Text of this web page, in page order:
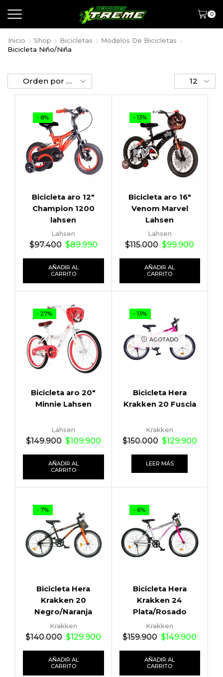
0
Inicio Shop Bicicletas
Modelos De Bicicletas
Bicicleta Niño/Niña
- 8%
Bicicleta aro 12″
Champion 1200
lahsen
Lahsen
$97.400 $89.990
AÑADIR AL
CARRITO
- 13%
Bicicleta aro 16″
Venom Marvel
Lahsen
Lahsen
$115.000 $99.900
AÑADIR AL
CARRITO
- 27%
Bicicleta aro 20″
Minnie Lahsen
Lahsen
$149.900 $109.900
AÑADIR AL
CARRITO
- 13%
AGOTADO
Bicicleta Hera
Krakken 20 Fuscia
Krakken
$150.000 $129.900
LEER MÁS
- 7%
Bicicleta Hera
Krakken 20
Negro/Naranja
Krakken
$140.000 $129.900
AÑADIR AL
CARRITO
- 6%
Bicicleta Hera
Krakken 24
Plata/Rosado
Krakken
$159.900 $149.900
AÑADIR AL
CARRITO